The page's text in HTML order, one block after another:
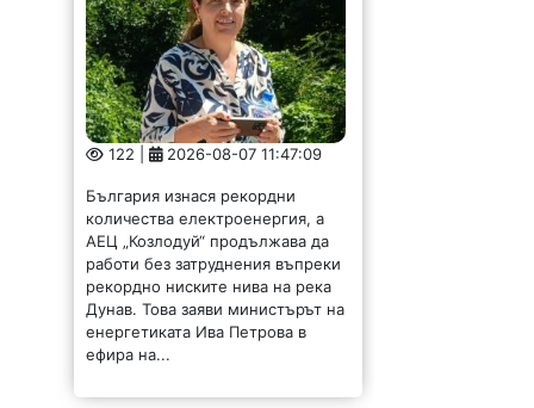
122 | 2026-08-07 11:47:09
България изнася рекордни
количества електроенергия, а
АЕЦ „Козлодуй“ продължава да
работи без затруднения въпреки
рекордно ниските нива на река
Дунав. Това заяви министърът на
енергетиката Ива Петрова в
ефира на...